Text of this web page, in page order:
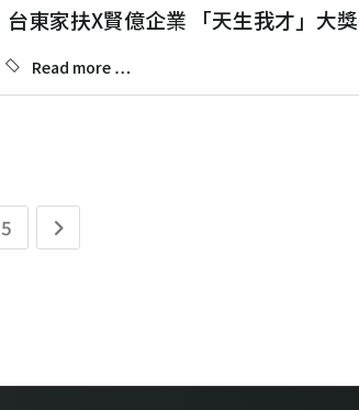
台東家扶X賢億企業 「天生我才」大獎
Read more …
5